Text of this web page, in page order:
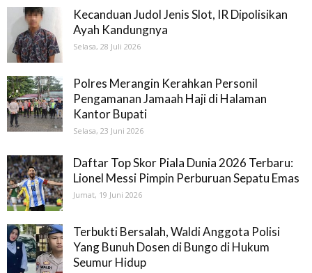
Kecanduan Judol Jenis Slot, IR Dipolisikan
Ayah Kandungnya
Selasa, 28 Juli 2026
Polres Merangin Kerahkan Personil
Pengamanan Jamaah Haji di Halaman
Kantor Bupati
Selasa, 23 Juni 2026
Daftar Top Skor Piala Dunia 2026 Terbaru:
Lionel Messi Pimpin Perburuan Sepatu Emas
Jumat, 19 Juni 2026
Terbukti Bersalah, Waldi Anggota Polisi
Yang Bunuh Dosen di Bungo di Hukum
Seumur Hidup